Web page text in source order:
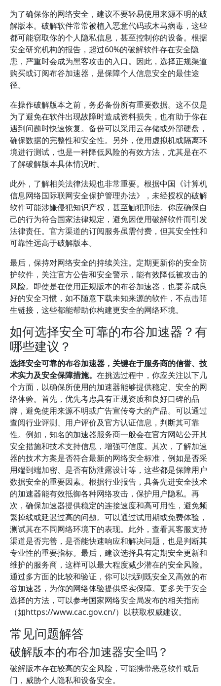
为了确保你的网络安全，建议不要轻易使用来源不明的破
解版本。破解软件常常被植入恶意代码或木马病毒，这些
都可能窃取你的个人隐私信息，甚至控制你的设备。根据
安全研究机构的报告，超过60%的破解软件存在安全隐
患，严重时会成为黑客攻击的入口。因此，选择正规渠道
购买或订阅布谷加速器，是保障个人信息安全的最佳途
径。
在操作破解版本之前，务必备份所有重要数据。这不仅是
为了避免在软件出现故障时造成资料损失，也有助于你在
遇到问题时快速恢复。备份可以采用云存储或外部硬盘，
确保数据的完整性和安全性。另外，使用虚拟机或隔离环
境进行测试，也是一种降低风险的有效方法，尤其是在不
了解破解版本具体情况时。
此外，了解相关法律法规也非常重要。根据中国《计算机
信息网络国际联网安全保护管理办法》，未经授权的破解
软件可能涉嫌侵犯知识产权，甚至触犯刑法。你应确保自
己的行为符合国家法律规定，避免因使用破解软件而引发
法律责任。官方渠道的订阅服务虽需付费，但其安全性和
可靠性远高于破解版本。
最后，保持对网络安全的持续关注。定期更新你的安全防
护软件，关注官方公告和安全警示，能有效降低被攻击的
风险。即使是在使用正规版本的布谷加速器，也要养成良
好的安全习惯，如不随意下载未知来源的软件，不点击陌
生链接，这些都能帮助你构建更安全的网络环境。
如何选择安全可靠的布谷加速器？有
哪些建议？
选择安全可靠的布谷加速器，关键在于服务商的信誉、技
术实力及安全保障措施。 在挑选过程中，你应关注以下几
个方面，以确保所使用的加速器能够提供稳定、安全的网
络体验。首先，优先考虑具有正规资质和良好口碑的品
牌，避免使用来源不明或广告宣传夸大的产品。可以通过
查阅行业评测、用户评价及官方认证信息，判断其可靠
性。例如，知名的加速器服务商一般会在官方网站公开其
安全措施和技术支持信息，增强可信度。其次，了解加速
器的技术方案是否符合最新的网络安全标准，例如是否采
用端到端加密、是否有防泄露设计等，这些都是保障用户
数据安全的重要因素。根据行业报告，具备先进安全技术
的加速器能有效抵御各种网络攻击，保护用户隐私。再
次，确保加速器提供稳定的连接速度和高可用性，避免频
繁掉线或延迟过高的问题。可以通过试用期或免费体验，
测试其在不同网络环境下的表现。此外，查看其客服支持
渠道是否完善，是否能快速响应和解决问题，也是判断其
专业性的重要指标。最后，建议选择具有定期安全更新和
维护的服务商，这样可以最大程度减少潜在的安全风险。
通过多方面的比较和验证，你可以找到既安全又高效的布
谷加速器，为你的网络体验提供坚实保障。更多关于安全
选择的方法，可以参考国家网络安全局发布的相关指南
（如https://www.cac.gov.cn/）以获取权威建议。
常见问题解答
破解版本的布谷加速器安全吗？
破解版本存在较高的安全风险，可能携带恶意软件或后
门，威胁个人隐私和设备安全。